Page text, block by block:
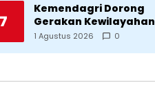
7
Kemendagri Dorong
Gerakan Kewilayahan
Lawan Tuberkulosis
1 Agustus 2026 0